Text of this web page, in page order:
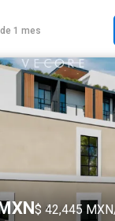
1 mes
$ 42,445